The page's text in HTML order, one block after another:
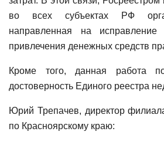
во всех субъектах РФ
направленная на
привлечения денежных средств
Кроме того, данная работа
достоверность Единого реестра
Юрий Трепачев, директор
по Красноярскому краю: